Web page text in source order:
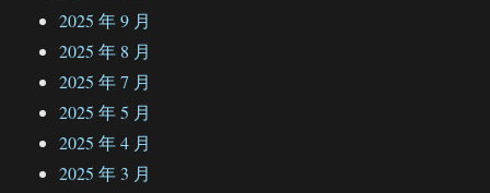
2025 年 9 月
2025 年 8 月
2025 年 7 月
2025 年 5 月
2025 年 4 月
2025 年 3 月